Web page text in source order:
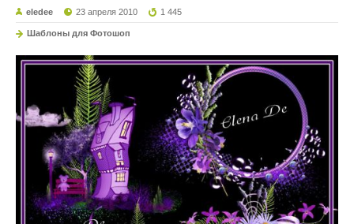
eledee 23 апреля 2010 1 445
Шаблоны для Фотошоп